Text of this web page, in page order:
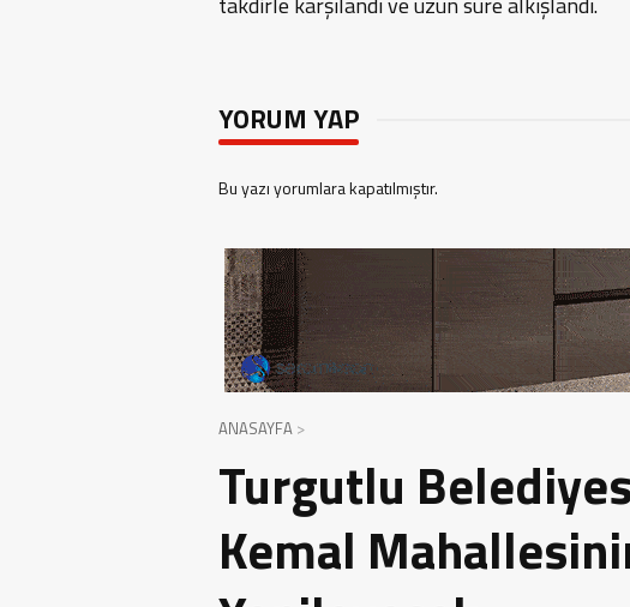
YORUM YAP
Bu yazı yorumlara kapatılmıştır.
ANASAYFA
Turgutlu
Kemal